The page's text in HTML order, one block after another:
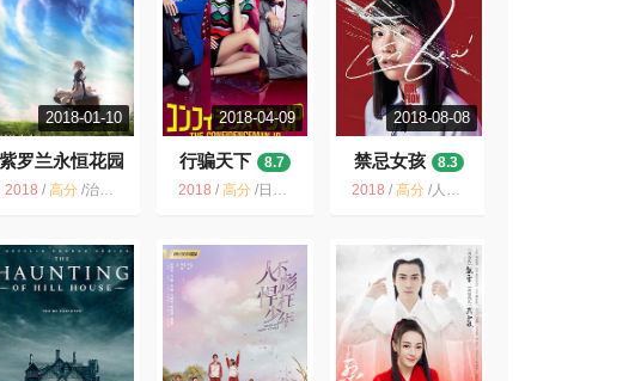
2018-01-10
紫罗兰永恒花园
9.0
2018 / 高分/治愈 动画 日本 日漫 文艺 爱情 二次元 战争
2018-04-09
行骗天下
8.7
2018 /高分 / 日剧 長澤雅美 喜剧 日本 搞笑 犯罪 2018 电视剧
2018-08-08
禁忌女孩
8.3
2018 /高分 /人性 泰剧 泰国 悬疑 惊悚 犯罪 黑色幽默 青春